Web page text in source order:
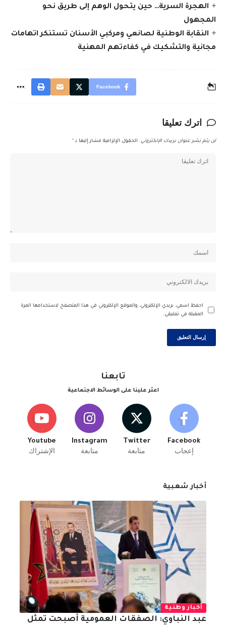
الهجرة السرية… حين يتحول الوهم إلى طريق نحو
المجهول
النقابة الوطنية لصانعي ومركبي الأسنان تستنكر اتهامات
مجانية والتشكيك في كفاءتهم المهنية
Facebook
اترك تعليقا
لن يتم نشر عنوان بريدك الإلكتروني. الحقول الإلزامية مشار إليها بـ *
احفظ اسمي، بريدي الإلكتروني، والموقع الإلكتروني في هذا المتصفح لاستخدامها المرة
المقبلة في تعليقي.
تابعنا
اعثر علينا على الوسائط الاجتماعية
Facebook
إعجاب
Twitter
متابعة
Instagram
متابعة
Youtube
الإشتراك
أخبار شعبية
أخبار وطنية
عبد النباوي: الصفقات العمومية أصبحت تمثل